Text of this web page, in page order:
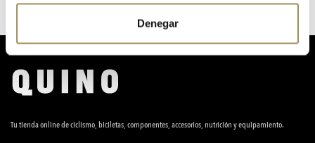
Denegar
Tu tienda online de ciclismo, biciletas, componentes, accesorios, nutrición y equipamiento.